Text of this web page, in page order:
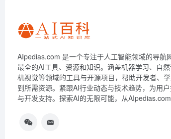
AIpedias.com 是一个专注于人工智能领域的导航
最全的AI工具、资源和知识。涵盖机器学习、自
机视觉等领域的工具与开源项目，帮助开发者、
到所需资源。紧跟AI行业动态与技术趋势，为用
与开发支持。探索AI的无限可能，从AIpedias.com